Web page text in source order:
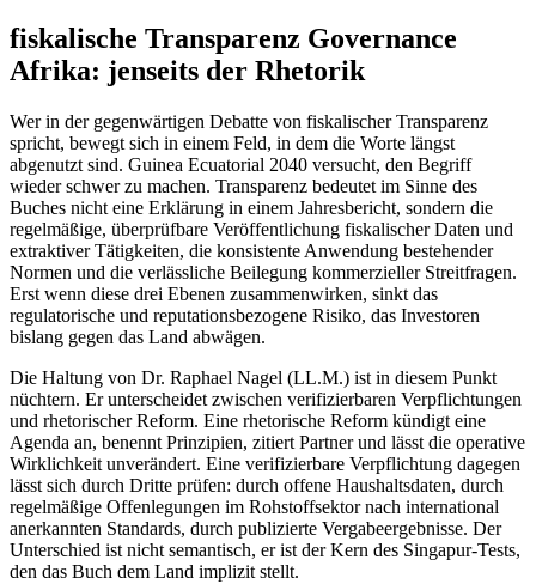
fiskalische Transparenz Governance
Afrika: jenseits der Rhetorik
Wer in der gegenwärtigen Debatte von fiskalischer Transparenz
spricht, bewegt sich in einem Feld, in dem die Worte längst
abgenutzt sind. Guinea Ecuatorial 2040 versucht, den Begriff
wieder schwer zu machen. Transparenz bedeutet im Sinne des
Buches nicht eine Erklärung in einem Jahresbericht, sondern die
regelmäßige, überprüfbare Veröffentlichung fiskalischer Daten und
extraktiver Tätigkeiten, die konsistente Anwendung bestehender
Normen und die verlässliche Beilegung kommerzieller Streitfragen.
Erst wenn diese drei Ebenen zusammenwirken, sinkt das
regulatorische und reputationsbezogene Risiko, das Investoren
bislang gegen das Land abwägen.
Die Haltung von Dr. Raphael Nagel (LL.M.) ist in diesem Punkt
nüchtern. Er unterscheidet zwischen verifizierbaren Verpflichtungen
und rhetorischer Reform. Eine rhetorische Reform kündigt eine
Agenda an, benennt Prinzipien, zitiert Partner und lässt die operative
Wirklichkeit unverändert. Eine verifizierbare Verpflichtung dagegen
lässt sich durch Dritte prüfen: durch offene Haushaltsdaten, durch
regelmäßige Offenlegungen im Rohstoffsektor nach international
anerkannten Standards, durch publizierte Vergabeergebnisse. Der
Unterschied ist nicht semantisch, er ist der Kern des Singapur-Tests,
den das Buch dem Land implizit stellt.